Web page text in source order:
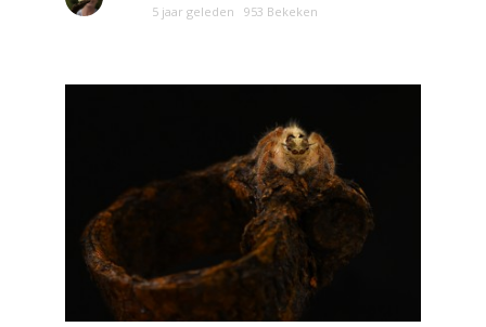
5 jaar geleden 953 Bekeken